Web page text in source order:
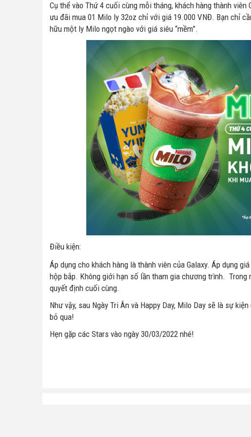
Cụ thể vào Thứ 4 cuối cùng mỗi tháng, khách hàng thành
ưu đãi mua 01 Milo ly 32oz chỉ với giá 19.000 VNĐ. Bạn chỉ
hữu một ly Milo ngọt ngào với giá siêu “mềm”.
Điều kiện:
Áp dụng cho khách hàng là thành viên của Galaxy. Áp dụng
hộp bắp. Không giới hạn số lần tham gia chương trình. Trong
quyết định cuối cùng.
Như vậy, sau Ngày Tri Ân và Happy Day, Milo Day sẽ là sự
bỏ qua!
Hẹn gặp các Stars vào ngày 30/03/2022 nhé!